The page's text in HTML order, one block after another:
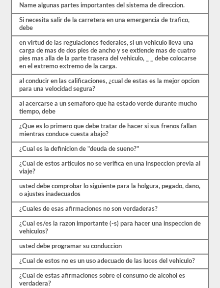
preguntas
que
encontrarás
que
pasar
sea
muy
fácil.
Tenemos
400
preguntas
que
pertenecen
al
examen
Conocimiento
general
distribuidas
ocho
exámenes
disponibles
de
forma
gratuita.
Asegúrate
Name algunas partes importantes del sistema de direccion.
Si necesita salir de la carretera en una emergencia de trafico,
debe
en virtud de las regulaciones federales, si un vehiculo lleva una
carga de mas de dos pies de ancho y se extiende mas de cuatro
pies mas alla de la parte trasera del vehiculo, _ _ debe colocarse
en el extremo extremo de la carga.
al conducir en las calificaciones, ¿cual de estas es la mejor opcion
para una velocidad segura?
al acercarse a un semaforo que ha estado verde durante mucho
tiempo, debe
¿Que es lo primero que debe tratar de hacer si sus frenos fallan
mientras conduce cuesta abajo?
¿Cual es la definicion de "deuda de sueno?"
¿Cual de estos articulos no se verifica en una inspeccion previa al
viaje?
usted debe comprobar lo siguiente para la holgura, pegado, dano,
o ajustes inadecuados
¿Cuales de esas afirmaciones no son verdaderas?
¿Cual es/es la razon importante (-s) para hacer una inspeccion de
vehiculos?
usted debe programar su conduccion
¿Cual de estos no es un uso adecuado de las luces del vehiculo?
¿Cual de estas afirmaciones sobre el consumo de alcohol es
verdadera?